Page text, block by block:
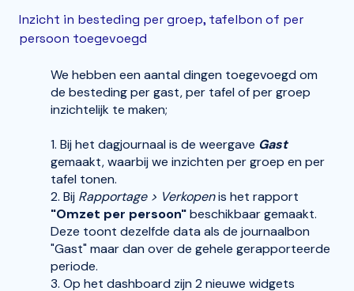
Inzicht in besteding per groep, tafelbon of per
persoon toegevoegd
We hebben een aantal dingen toegevoegd om
de besteding per gast, per tafel of per groep
inzichtelijk te maken;
1. Bij het dagjournaal is de weergave Gast
gemaakt, waarbij we inzichten per groep en per
tafel tonen.
2. Bij Rapportage > Verkopenis het rapport
"Omzet per persoon"beschikbaar gemaakt.
Deze toont dezelfde data als de journaalbon
"Gast" maar dan over de gehele gerapporteerde
periode.
3. Op het dashboard zijn 2 nieuwe widgets